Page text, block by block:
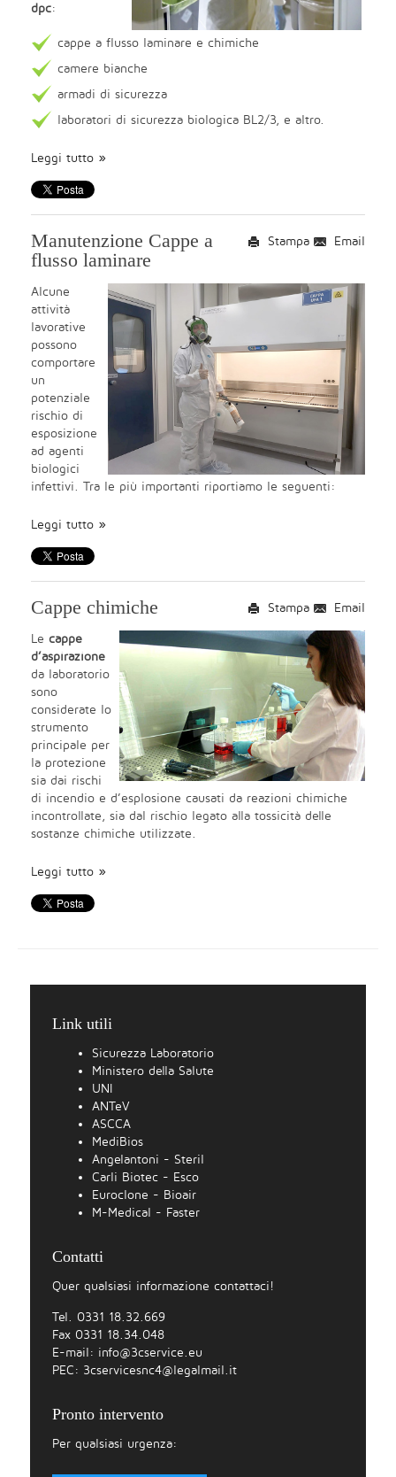
dpc:
cappe a flusso laminare e chimiche
camere bianche
armadi di sicurezza
laboratori di sicurezza biologica BL2/3, e altro.
Leggi tutto
Email
Stampa
Manutenzione Cappe a
flusso laminare
Alcune
attività
lavorative
possono
comportare
un
potenziale
rischio di
esposizione
ad agenti
biologici
infettivi. Tra le più importanti riportiamo le seguenti:
Leggi tutto
Email
Stampa
Cappe chimiche
Le cappe
d’aspirazione
da laboratorio
sono
considerate lo
strumento
principale per
la protezione
sia dai rischi
di incendio e d’esplosione causati da reazioni chimiche
incontrollate, sia dal rischio legato alla tossicità delle
sostanze chimiche utilizzate.
Leggi tutto
Link utili
Sicurezza Laboratorio
Ministero della Salute
UNI
ANTeV
ASCCA
MediBios
Angelantoni - Steril
Carli Biotec - Esco
Euroclone - Bioair
M-Medical - Faster
Contatti
Quer qualsiasi informazione contattaci!
Tel. 0331 18.32.669
Fax 0331 18.34.048
E-mail: info@3cservice.eu
PEC: 3cservicesnc4@legalmail.it
Pronto intervento
Per qualsiasi urgenza: